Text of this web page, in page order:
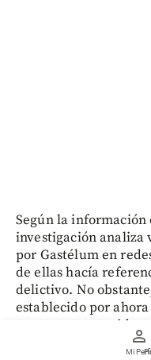
person
Mi
Según la
investigación analiza
por Gastélum en
de ellas hacía
delictivo. No
establecido por
entre ese contenido